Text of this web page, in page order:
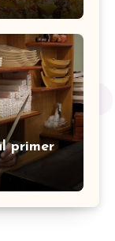
primer